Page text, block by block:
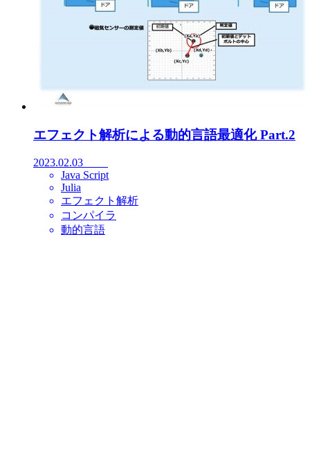
エフェクト解析による動的言語最適化 Part.2
2023.02.03
Java Script
Julia
エフェクト解析
コンパイラ
動的言語